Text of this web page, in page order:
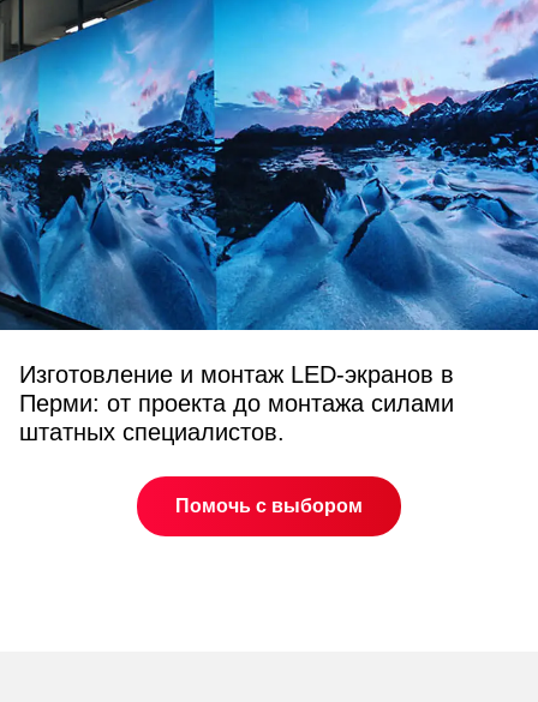
Изготовление и монтаж LED-экранов в
Перми: от проекта до монтажа силами
штатных специалистов.
Помочь с выбором